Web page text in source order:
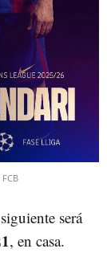
FCB
será
, en casa.